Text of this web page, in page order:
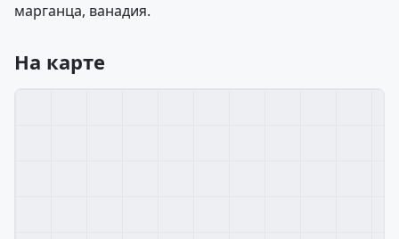
марганца, ванадия.
На карте